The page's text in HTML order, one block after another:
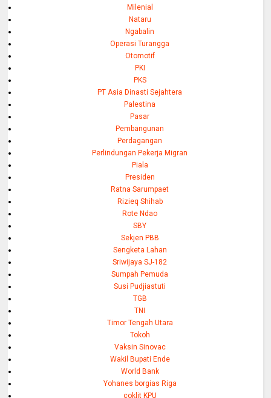
Milenial
Nataru
Ngabalin
Operasi Turangga
Otomotif
PKI
PKS
PT Asia Dinasti Sejahtera
Palestina
Pasar
Pembangunan
Perdagangan
Perlindungan Pekerja Migran
Piala
Presiden
Ratna Sarumpaet
Rizieq Shihab
Rote Ndao
SBY
Sekjen PBB
Sengketa Lahan
Sriwijaya SJ-182
Sumpah Pemuda
Susi Pudjiastuti
TGB
TNI
Timor Tengah Utara
Tokoh
Vaksin Sinovac
Wakil Bupati Ende
World Bank
Yohanes borgias Riga
coklit KPU